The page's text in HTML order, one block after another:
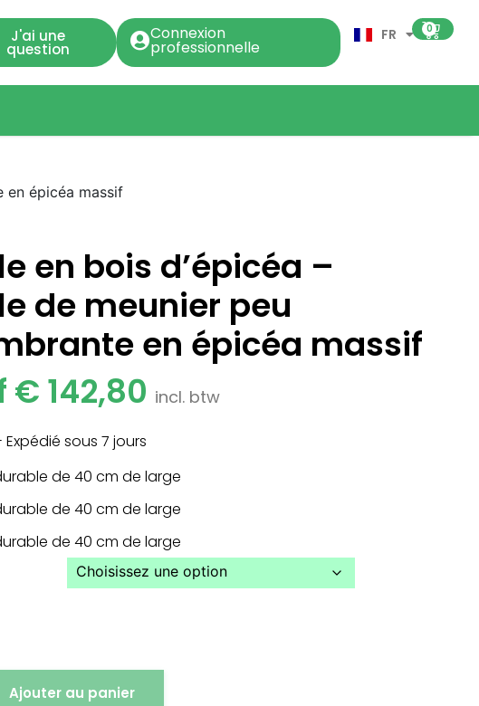
J'ai une
question
Connexion
professionnelle
FR 0
en épicéa massif
en bois d’épicéa –
de meunier peu
en épicéa massif
€ 142,80 incl. btw
Expédié sous 7 jours
de 40 cm de large
de 40 cm de large
de 40 cm de large
Ajouter au panier